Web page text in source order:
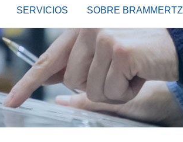
SERVICIOS SOBRE BRAMMERTZ